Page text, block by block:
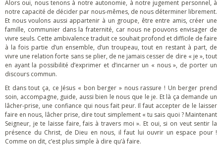
Alors oui, nous tenons à notre autonomie, à notre jugement personnel, à
notre capacité de décider par nous-mêmes, de nous déterminer librement.
Et nous voulons aussi appartenir à un groupe, être entre amis, créer une
famille, communier dans la fraternité, car nous ne pouvons envisager de
vivre seuls. Cette ambivalence traduit ce souhait profond et difficile de faire
à la fois partie d’un ensemble, d’un troupeau, tout en restant à part, de
vivre une relation forte sans se plier, de ne jamais cesser de dire « je », tout
en ayant la possibilité d’exprimer et d’incarner un « nous », de porter un
discours commun.
Et dans tout ça, ce Jésus « bon berger » nous rassure ! Un berger prend
soin, accompagne, guide, aussi bien le nous que le je. Et là ça demande un
lâcher-prise, une confiance qui nous fait peur. Il faut accepter de le laisser
faire en nous, lâcher prise, dire tout simplement « tu sais quoi ? Maintenant
Seigneur, je te laisse faire, fais à travers moi ». Et oui, si on veut sentir la
présence du Christ, de Dieu en nous, il faut lui ouvrir un espace pour !
Comme on dit, c’est plus simple à dire qu’à faire.